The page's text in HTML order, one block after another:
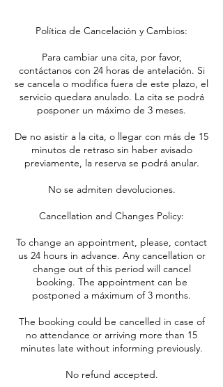
Política de Cancelación y Cambios:
Para cambiar una cita, por favor,
contáctanos con 24 horas de antelación. Si
se cancela o modifica fuera de este plazo, el
servicio quedara anulado. La cita se podrá
posponer un máximo de 3 meses.
De no asistir a la cita, o llegar con más de 15
minutos de retraso sin haber avisado
previamente, la reserva se podrá anular.
No se admiten devoluciones.
Cancellation and Changes Policy:
To change an appointment, please, contact
us 24 hours in advance. Any cancellation or
change out of this period will cancel
booking. The appointment can be
postponed a máximum of 3 months.
The booking could be cancelled in case of
no attendance or arriving more than 15
minutes late without informing previously.
No refund accepted.